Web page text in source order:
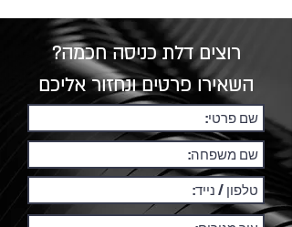
רוצים דלת כניסה חכמה?
השאירו פרטים ונחזור אליכם